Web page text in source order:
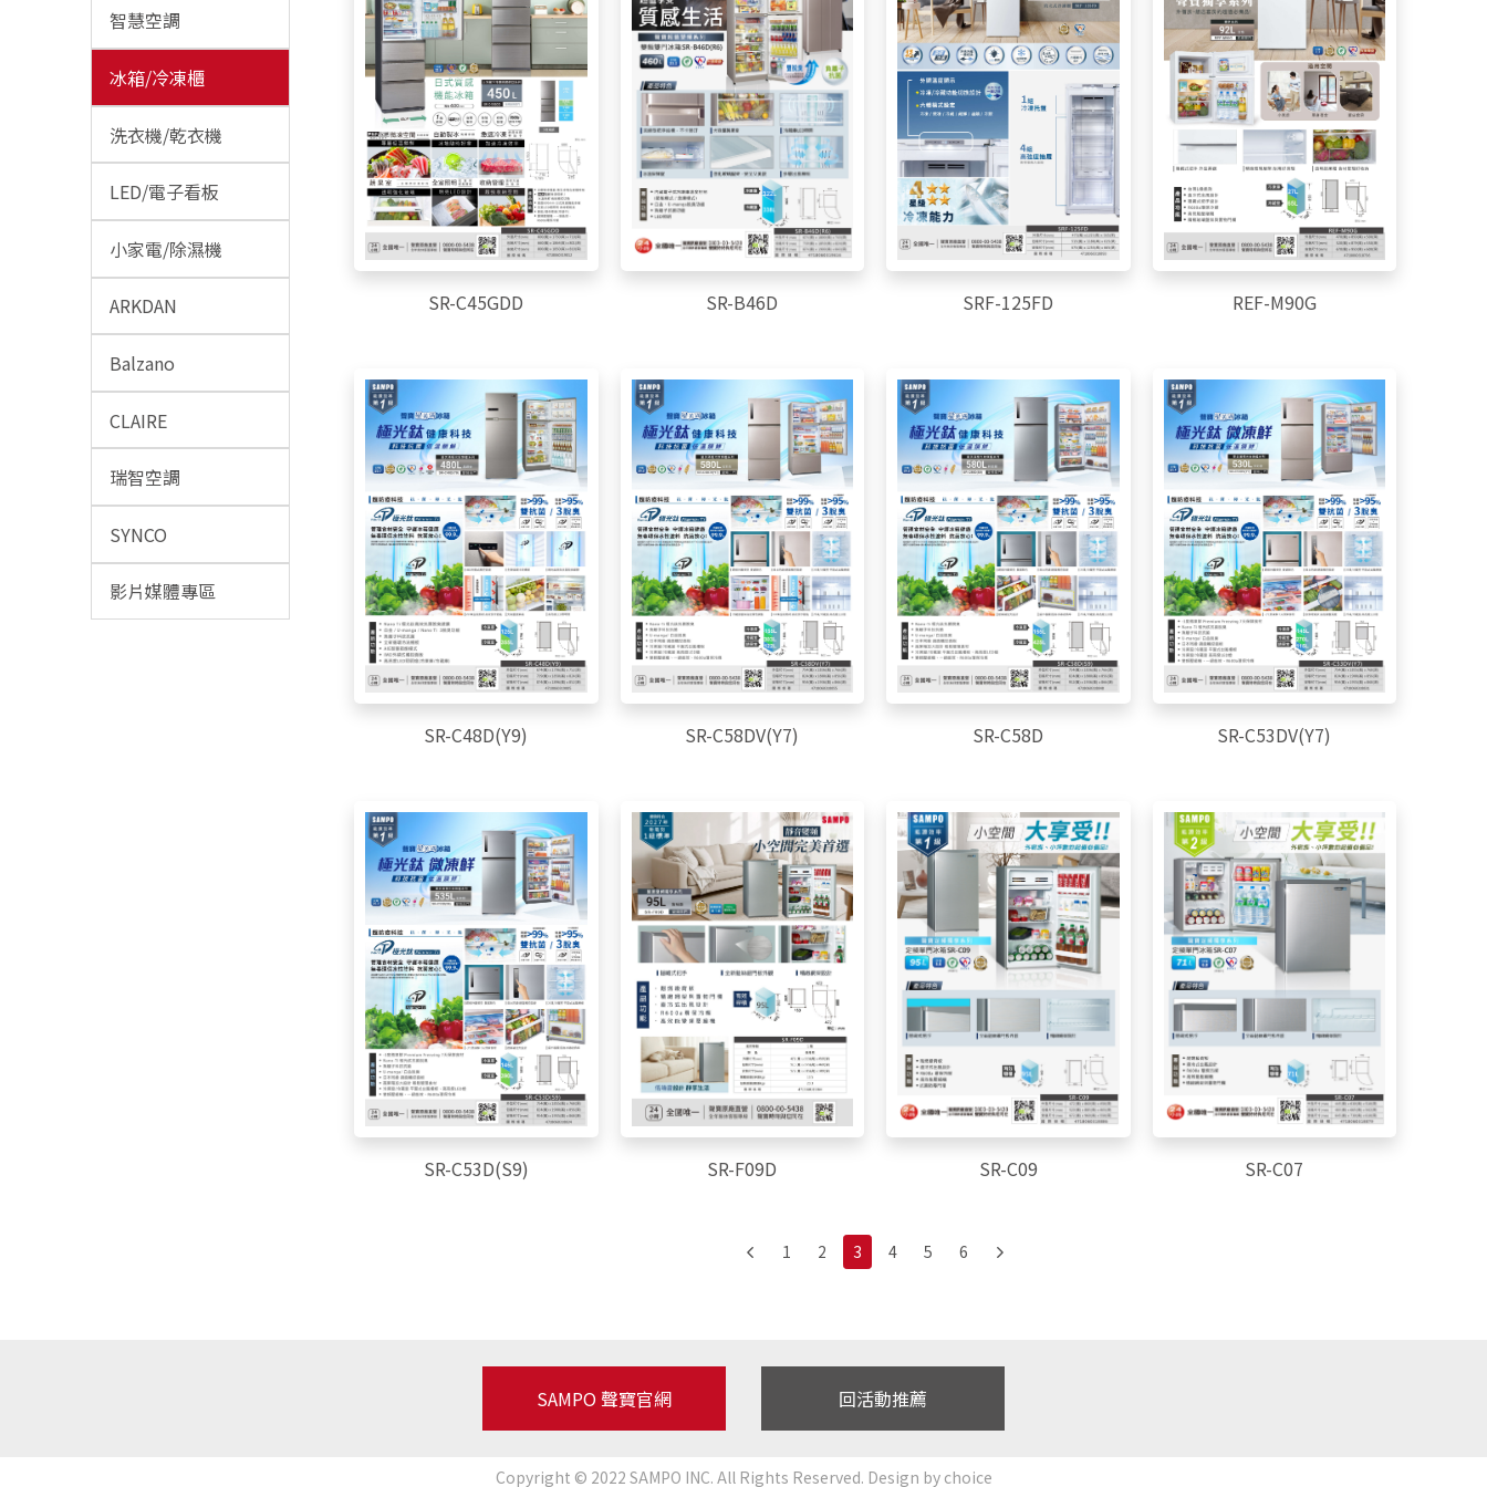
智慧空調
冰箱/冷凍櫃
洗衣機/乾衣機
LED/電子看板
小家電/除濕機
ARKDAN
Balzano
CLAIRE
瑞智空調
SYNCO
影片媒體專區
SR-C45GDD SR-B46D SRF-125FD REF-M90G
SR-C48D(Y9) SR-C58DV(Y7) SR-C58D SR-C53DV(Y7)
SR-C53D(S9) SR-F09D SR-C09 SR-C07
1 2 3 4 5 6
SAMPO 聲寶官網 回活動推薦
Copyright © 2022 SAMPO INC. All Rights Reserved. Design by choice